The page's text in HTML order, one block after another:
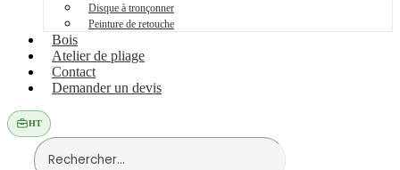
Disque à tronçonner
Peinture de retouche
Bois
Atelier de pliage
Contact
Demander un devis
HT